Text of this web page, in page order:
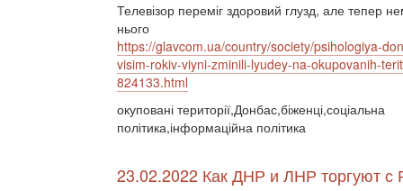
Телевізор переміг здоровий глузд, але тепер
нього
https://glavcom.ua/country/society/psihologiya-
visim-rokiv-viyni-zminili-lyudey-na-okupovanih-
824133.html
окуповані території,Донбас,біженці,соціальна
політика,інформаційна політика
23.02.2022 Как ДНР и ЛНР торгуют с